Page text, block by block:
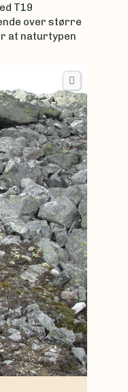
T19
over større
at naturtypen